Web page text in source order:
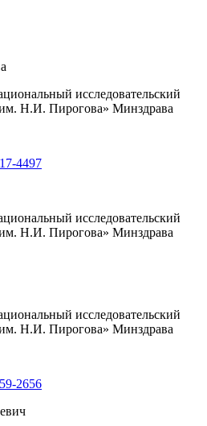
исследовательский
Н.И. Пирогова» Минздрава
4497
исследовательский
Н.И. Пирогова» Минздрава
исследовательский
Н.И. Пирогова» Минздрава
2656